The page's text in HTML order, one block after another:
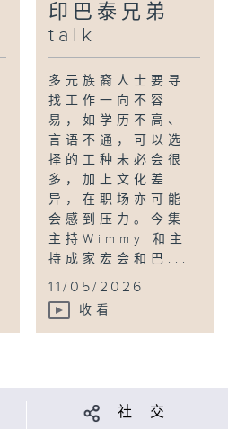
印巴泰兄弟
talk
多元族裔人士要寻
找工作一向不容
易，如学历不高、
言语不通，可以选
择的工种未必会很
多，加上文化差
异，在职场亦可能
会感到压力。今集
主持Wimmy 和主
持成家宏会和巴...
11/05/2026
收看
社 交